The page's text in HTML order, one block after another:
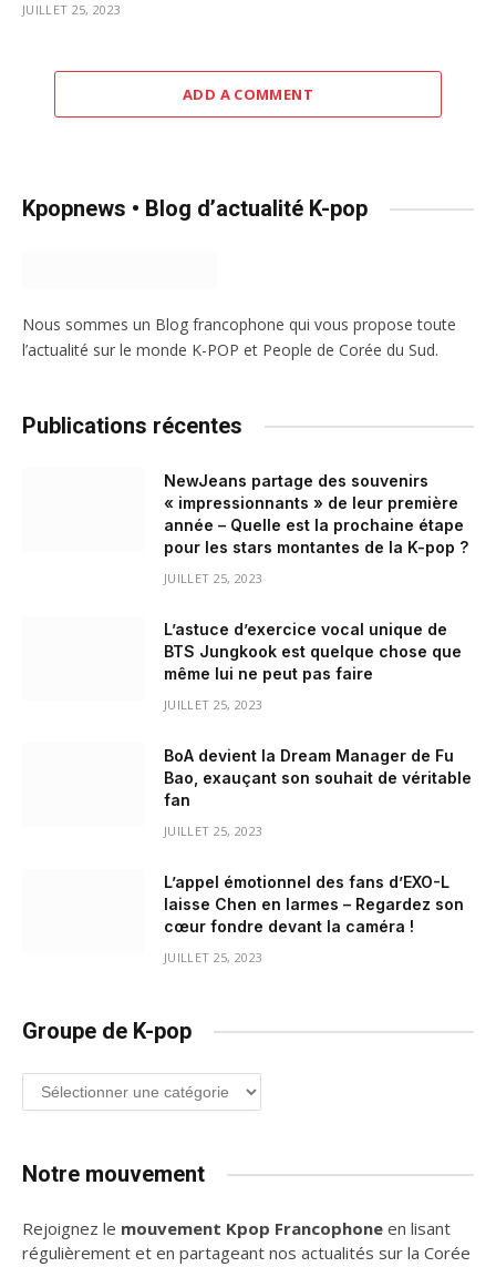
JUILLET 25, 2023
ADD A COMMENT
Kpopnews • Blog d’actualité K-pop
Nous sommes un Blog francophone qui vous propose toute
l’actualité sur le monde K-POP et People de Corée du Sud.
Publications récentes
NewJeans partage des souvenirs
« impressionnants » de leur première
année – Quelle est la prochaine étape
pour les stars montantes de la K-pop ?
JUILLET 25, 2023
L’astuce d’exercice vocal unique de
BTS Jungkook est quelque chose que
même lui ne peut pas faire
JUILLET 25, 2023
BoA devient la Dream Manager de Fu
Bao, exauçant son souhait de véritable
fan
JUILLET 25, 2023
L’appel émotionnel des fans d’EXO-L
laisse Chen en larmes – Regardez son
cœur fondre devant la caméra !
JUILLET 25, 2023
Groupe de K-pop
Groupe
de
Notre mouvement
Rejoignez le mouvement Kpop Francophone en lisant
régulièrement et en partageant nos actualités sur la Corée